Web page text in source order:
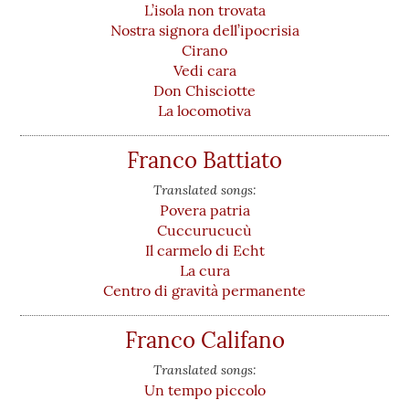
L’isola non trovata
Nostra signora dell’ipocrisia
Cirano
Vedi cara
Don Chisciotte
La locomotiva
Franco Battiato
Translated songs:
Povera patria
Cuccurucucù
Il carmelo di Echt
La cura
Centro di gravità permanente
Franco Califano
Translated songs:
Un tempo piccolo